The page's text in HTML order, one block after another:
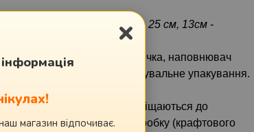
розмір 25 см на 25 см, 13см -
входить:
атласна стрічка, наповнювач
стікер та транспортувальне упакування.
обрані предмети не поміщаються до
заміну на більшу коробку (крафтового
×
магазин відпочиває.